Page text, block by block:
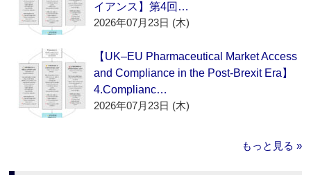
イアンス】第4回…
2026年07月23日 (木)
【UK–EU Pharmaceutical Market Access
and Compliance in the Post-Brexit Era】
4.Complianc…
2026年07月23日 (木)
もっと見る »